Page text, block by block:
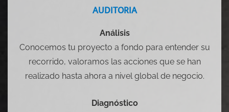
AUDITORIA
Análisis
Conocemos tu proyecto a fondo para entender su
recorrido, valoramos las acciones que se han
realizado hasta ahora a nivel global de negocio.
Diagnóstico